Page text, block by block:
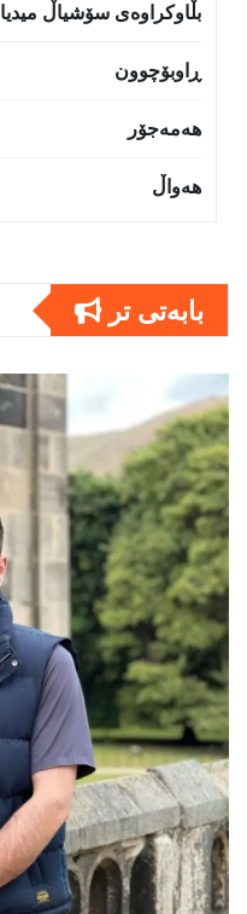
بڵاوکراوەی سۆشیاڵ میدیا
ڕاوبۆچوون
هەمەجۆر
هەواڵ
بابەتى تر